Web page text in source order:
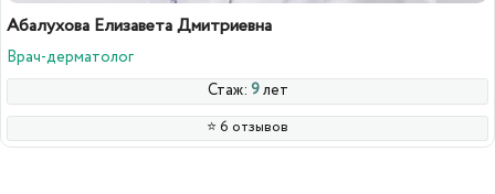
Абалухова Елизавета Дмитриевна
Врач-дерматолог
Стаж: 9лет
⭐️ 6 отзывов